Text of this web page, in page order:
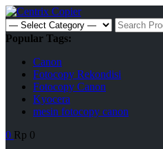
Skip
to
content
Search
for:
Popular Tags:
Canon
Fotocopy Rekondisi
Fotocopy Canon
Kyocera
mesin fotocopy canon
0 Rp 0